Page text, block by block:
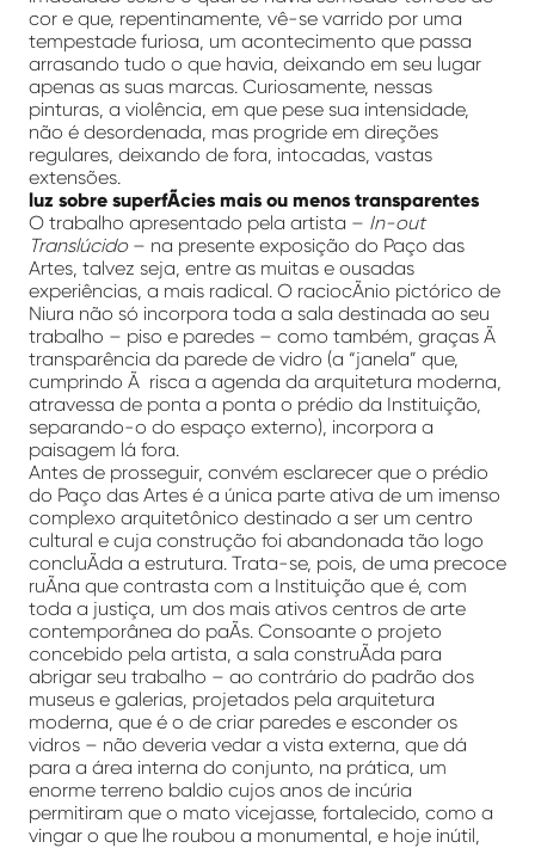
cor e que, repentinamente, vê-se varrido por uma
tempestade furiosa, um acontecimento que passa
arrasando tudo o que havia, deixando em seu lugar
apenas as suas marcas. Curiosamente, nessas
pinturas, a violência, em que pese sua intensidade,
não é desordenada, mas progride em direções
regulares, deixando de fora, intocadas, vastas
extensões.
luz sobre superfÃ­cies mais ou menos transparentes
O trabalho apresentado pela artista – In-out
Translúcido– na presente exposição do Paço das
Artes, talvez seja, entre as muitas e ousadas
experiências, a mais radical. O raciocÃ­nio pictórico de
Niura não só incorpora toda a sala destinada ao seu
trabalho – piso e paredes – como também, graças Ã
transparência da parede de vidro (a “janela” que,
cumprindo Ã risca a agenda da arquitetura moderna,
atravessa de ponta a ponta o prédio da Instituição,
separando-o do espaço externo), incorpora a
paisagem lá fora.
Antes de prosseguir, convém esclarecer que o prédio
do Paço das Artes é a única parte ativa de um imenso
complexo arquitetônico destinado a ser um centro
cultural e cuja construção foi abandonada tão logo
concluÃ­da a estrutura. Trata-se, pois, de uma precoce
ruÃ­na que contrasta com a Instituição que é, com
toda a justiça, um dos mais ativos centros de arte
contemporânea do paÃ­s. Consoante o projeto
concebido pela artista, a sala construÃ­da para
abrigar seu trabalho – ao contrário do padrão dos
museus e galerias, projetados pela arquitetura
moderna, que é o de criar paredes e esconder os
vidros – não deveria vedar a vista externa, que dá
para a área interna do conjunto, na prática, um
enorme terreno baldio cujos anos de incúria
permitiram que o mato vicejasse, fortalecido, como a
vingar o que lhe roubou a monumental, e hoje inútil,